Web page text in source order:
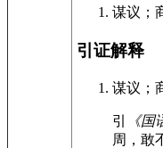
谋议；
引证解释
谋议；
引 《国
周，敢